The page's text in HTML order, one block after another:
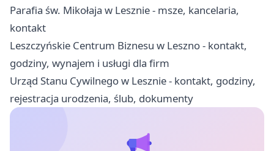
Parafia św. Mikołaja w Lesznie - msze, kancelaria,
kontakt
Leszczyńskie Centrum Biznesu w Leszno - kontakt,
godziny, wynajem i usługi dla firm
Urząd Stanu Cywilnego w Lesznie - kontakt, godziny,
rejestracja urodzenia, ślub, dokumenty